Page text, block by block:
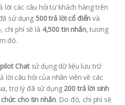
lời các câu hỏi từ khách hàng trên
sử dụng 500 trả lời cổ điển và
chi phí sẽ là 4,500 tin nhắn, tương
đó.
Chatsử dụng dữ liệu lưu trữ
lời câu hỏi của nhân viên về các
trợ lý đã sử dụng 200 trả lời sinh
cho tin nhắn. Do đó, chi phí sẽ